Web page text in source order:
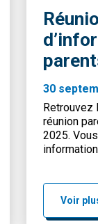
30
Retrouvez
réunion
2025.
Voir